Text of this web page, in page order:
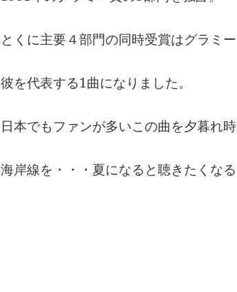
とくに主要４部門の同時受賞はグラミ
彼を代表する1曲になりました。
日本でもファンが多いこの曲を夕暮れ
海岸線を・・・夏になると聴きたくな